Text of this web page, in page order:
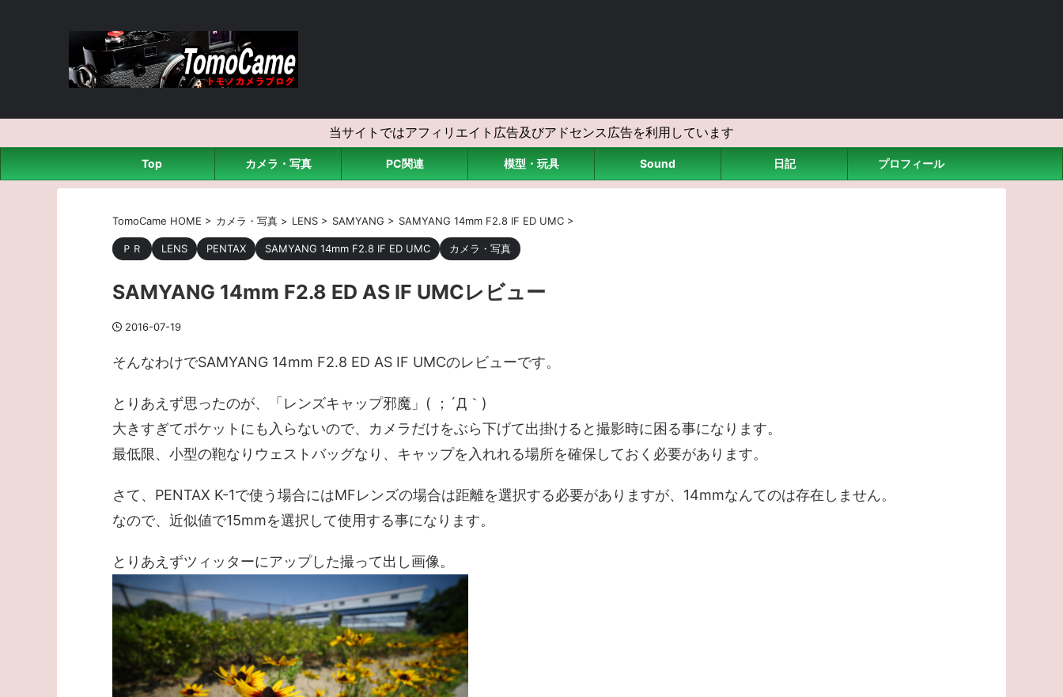
当サイトではアフィリエイト広告及びアドセンス広告を利用しています
Top カメラ・写真 PC関連 模型・玩具 Sound 日記 プロフィール
TomoCame HOME > カメラ・写真 > LENS > SAMYANG > SAMYANG 14mm F2.8 IF ED UMC >
ＰＲ LENS PENTAX SAMYANG 14mm F2.8 IF ED UMC カメラ・写真
SAMYANG 14mm F2.8 ED AS IF UMCレビュー
2016-07-19
そんなわけでSAMYANG 14mm F2.8 ED AS IF UMCのレビューです。
とりあえず思ったのが、「レンズキャップ邪魔」( ；´Д｀)
大きすぎてポケットにも入らないので、カメラだけをぶら下げて出掛けると撮影時に困る事になります。
最低限、小型の鞄なりウェストバッグなり、キャップを入れれる場所を確保しておく必要があります。
さて、PENTAX K-1で使う場合にはMFレンズの場合は距離を選択する必要がありますが、14mmなんてのは存在しません。
なので、近似値で15mmを選択して使用する事になります。
とりあえずツィッターにアップした撮って出し画像。